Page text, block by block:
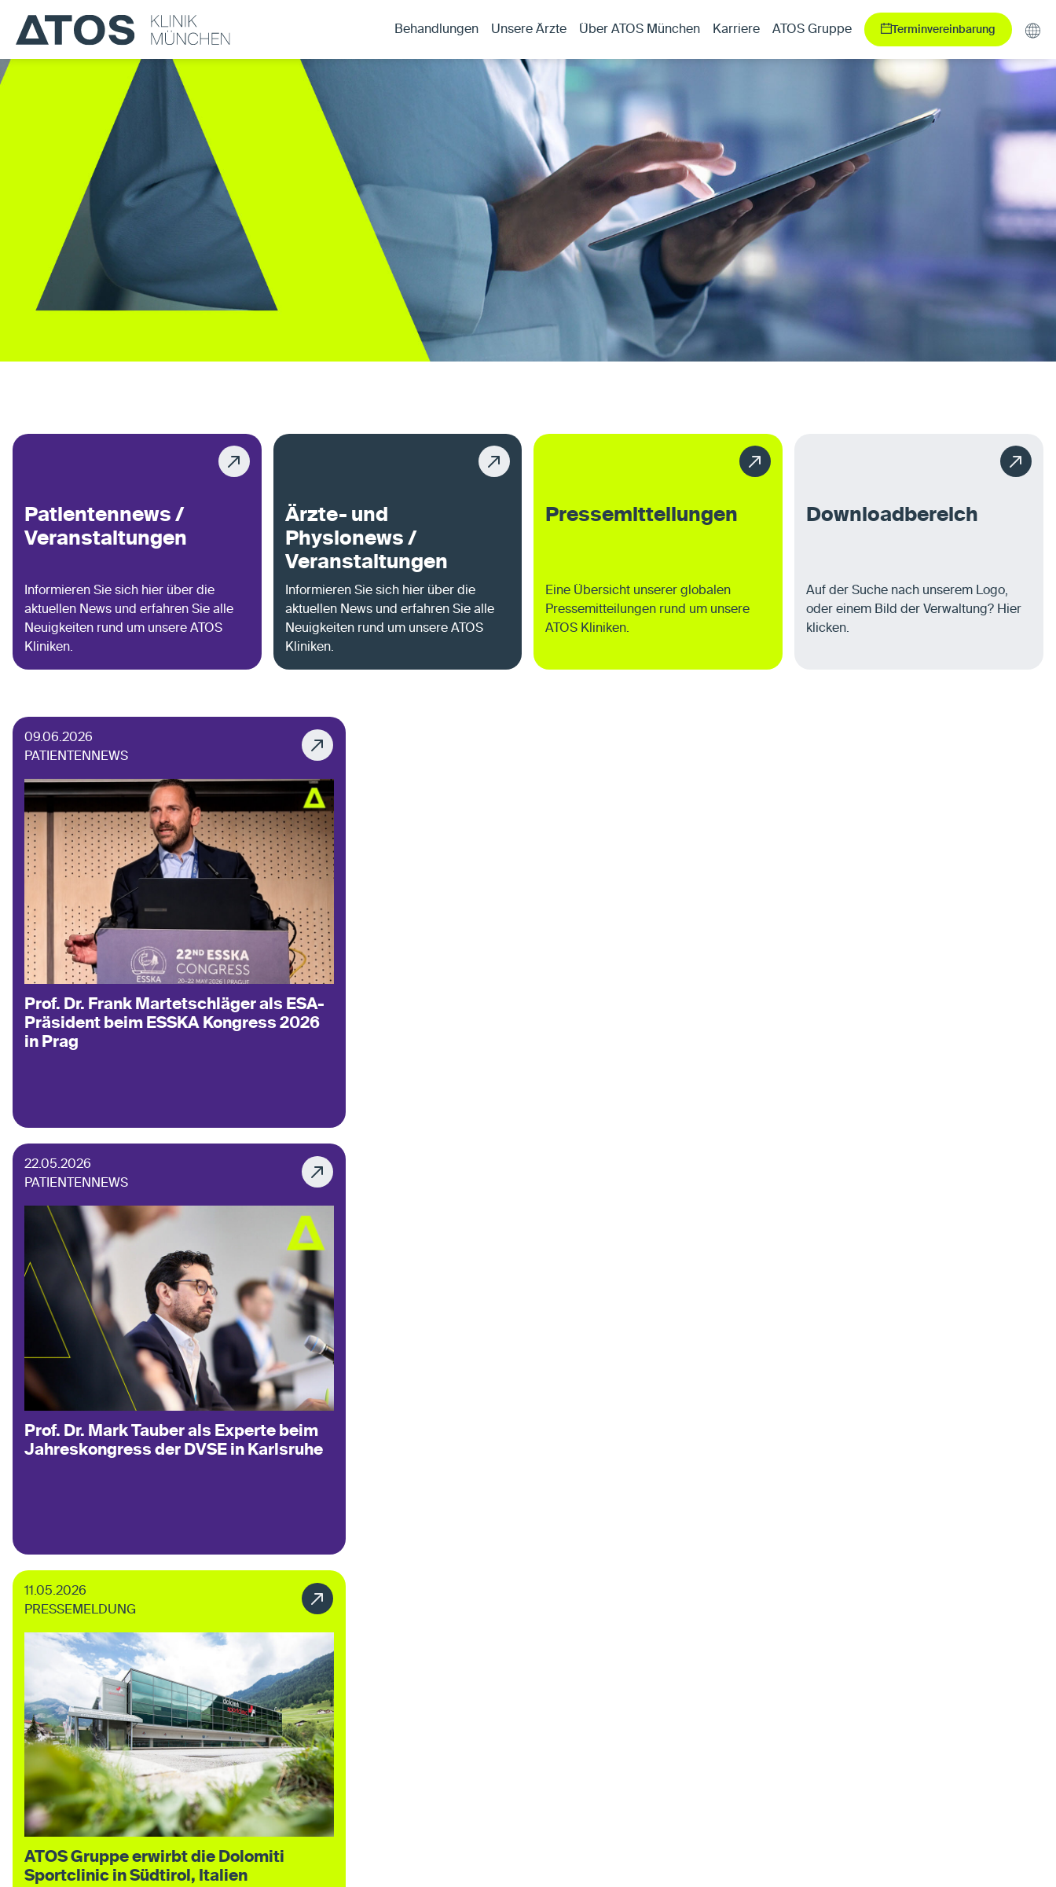
Behandlungen Unsere Ärzte Über ATOS München Karriere ATOS Gruppe Terminvereinbarung
Patientennews /
Veranstaltungen
Informieren Sie sich hier über die
aktuellen News und erfahren Sie alle
Neuigkeiten rund um unsere ATOS
Kliniken.
Ärzte- und
Physionews /
Veranstaltungen
Informieren Sie sich hier über die
aktuellen News und erfahren Sie alle
Neuigkeiten rund um unsere ATOS
Kliniken.
Pressemitteilungen
Eine Übersicht unserer globalen
Pressemitteilungen rund um unsere
ATOS Kliniken.
Downloadbereich
Auf der Suche nach unserem Logo,
oder einem Bild der Verwaltung? Hier
klicken.
09.06.2026
PATIENTENNEWS
Prof. Dr. Frank Martetschläger als ESA-
Präsident beim ESSKA Kongress 2026
in Prag
22.05.2026
PATIENTENNEWS
Prof. Dr. Mark Tauber als Experte beim
Jahreskongress der DVSE in Karlsruhe
11.05.2026
PRESSEMELDUNG
ATOS Gruppe erwirbt die Dolomiti
Sportclinic in Südtirol, Italien